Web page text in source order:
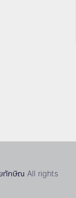
ทักษิณ All rights